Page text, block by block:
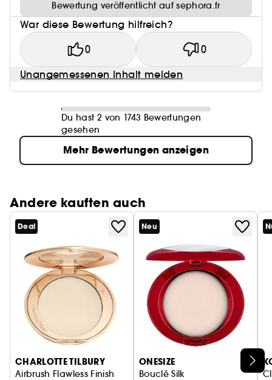
Bewertung veröffentlicht auf sephora.fr
War diese Bewertung hilfreich?
0 0
Unangemessenen Inhalt melden
Du hast 2 von 1743 Bewertungen
gesehen
Mehr Bewertungen anzeigen
Andere kauften auch
Deal
CHARLOTTE TILBURY
Airbrush Flawless Finish
Neu
ONESIZE
Bouclé Silk